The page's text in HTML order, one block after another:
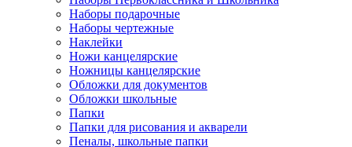
Наборы подарочные
Наборы чертежные
Наклейки
Ножи канцелярские
Ножницы канцелярские
Обложки для документов
Обложки школьные
Папки
Папки для рисования и акварели
Пеналы, школьные папки